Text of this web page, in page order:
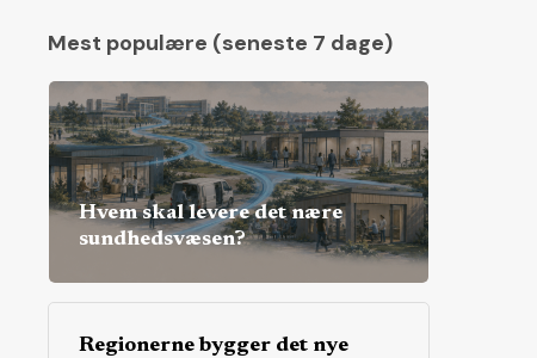
Mest populære (seneste 7 dage)
Hvem skal levere det nære
sundhedsvæsen?
Regionerne bygger det nye